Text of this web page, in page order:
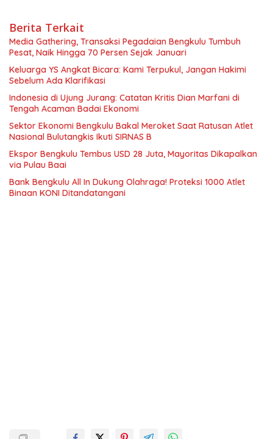
Berita Terkait
Media Gathering, Transaksi Pegadaian Bengkulu Tumbuh
Pesat, Naik Hingga 70 Persen Sejak Januari
Keluarga YS Angkat Bicara: Kami Terpukul, Jangan Hakimi
Sebelum Ada Klarifikasi
Indonesia di Ujung Jurang: Catatan Kritis Dian Marfani di
Tengah Acaman Badai Ekonomi
Sektor Ekonomi Bengkulu Bakal Meroket Saat Ratusan Atlet
Nasional Bulutangkis Ikuti SIRNAS B
Ekspor Bengkulu Tembus USD 28 Juta, Mayoritas Dikapalkan
via Pulau Baai
Bank Bengkulu All In Dukung Olahraga! Proteksi 1000 Atlet
Binaan KONI Ditandatangani